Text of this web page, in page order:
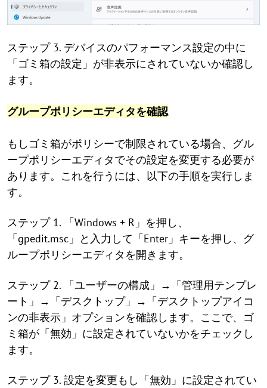
ステップ 3. デバイスのパフォーマンス設定の中に
「ゴミ箱の設定」が非表示にされていないか確認し
ます。
グループポリシーエディタを確認
もしゴミ箱がポリシーで制限されている場合、グル
ープポリシーエディタでその設定を変更する必要が
あります。これを行うには、以下の手順を実行しま
す。
ステップ 1. 「Windows + R」を押し、
「gpedit.msc」と入力して「Enter」キーを押し、グ
ループポリシーエディタを開きます。
ステップ 2. 「ユーザーの構成」→「管理用テンプレ
ート」→「デスクトップ」→「デスクトップアイコ
ンの非表示」オプションを確認します。ここで、ゴ
ミ箱が「無効」に設定されていないかをチェックし
ます。
ステップ 3. 設定を変更もし「無効」に設定されてい